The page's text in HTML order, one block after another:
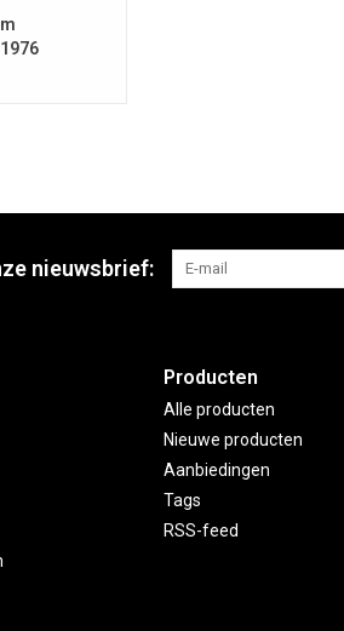
nieuwsbrief:
Producten
Alle producten
Nieuwe producten
Aanbiedingen
Tags
RSS-feed